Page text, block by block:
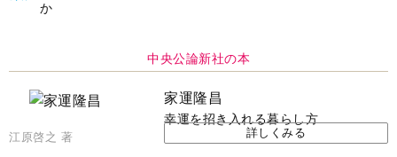
か
中央公論新社の本
家運隆昌
幸運を招き入れる暮らし方
江原啓之 著 詳しくみる